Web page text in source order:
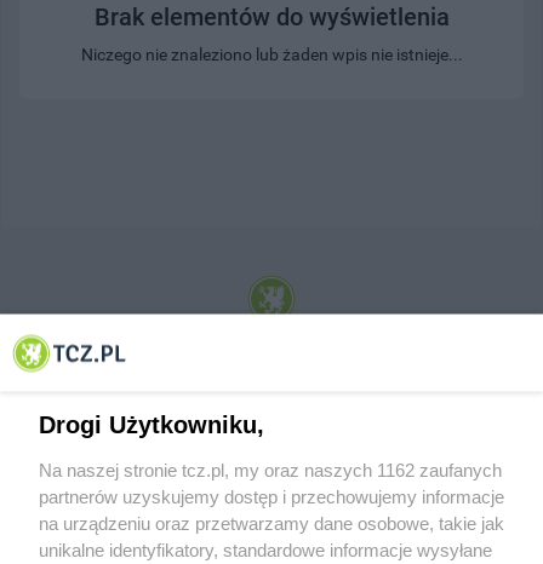
Brak elementów do wyświetlenia
Niczego nie znaleziono lub żaden wpis nie istnieje...
© 2001-2026 Tczew - TCZ.PL Sp. z o.o. Internetowy Serwis Informacyjny Miasta
Drogi Użytkowniku,
Na naszej stronie tcz.pl, my oraz naszych 1162 zaufanych
partnerów uzyskujemy dostęp i przechowujemy informacje
na urządzeniu oraz przetwarzamy dane osobowe, takie jak
unikalne identyfikatory, standardowe informacje wysyłane